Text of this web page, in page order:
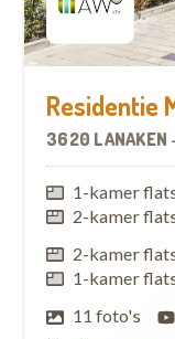
Residentie
3620 LANAKEN
1-kamer
2-kamer
2-kamer
1-kamer
11 foto's